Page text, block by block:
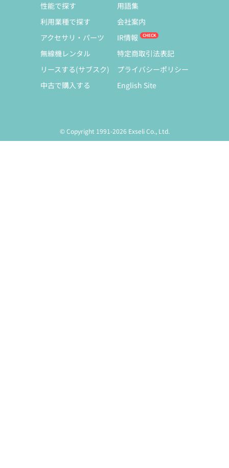
性能で探す
利用業種で探す
アクセサリ・パーツ
無線機レンタル
リースする(サブスク)
中古で購入する
用語集
会社案内
IR情報
特定商取引法表記
プライバシーポリシー
English Site
© Copyright 1991-2026 Exseli Co., Ltd.